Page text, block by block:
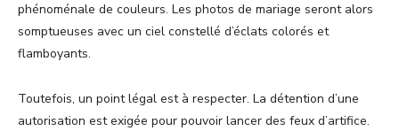
phénoménale de couleurs. Les photos de mariage seront alors
somptueuses avec un ciel constellé d’éclats colorés et
flamboyants.
Toutefois, un point légal est à respecter. La détention d’une
autorisation est exigée pour pouvoir lancer des feux d’artifice.